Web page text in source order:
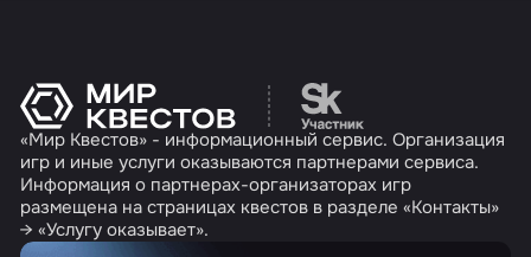
Перейти на сайт
«Мир Квестов» - информационный сервис. Организация
игр и иные услуги оказываются партнерами сервиса.
Информация о партнерах-организаторах игр
размещена на страницах квестов в разделе «Контакты»
→ «Услугу оказывает».